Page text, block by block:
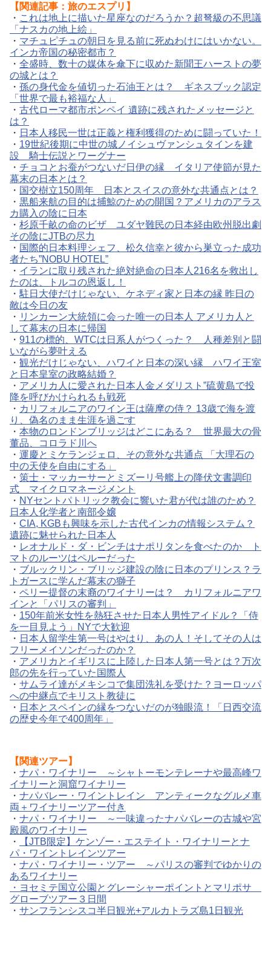
【関連記事：旅のエスプリ】
・ これは地上に描いた星座なのだろうか？超弩級の不思議
「ナスカの地上絵」
・ マチュピチュの朝日を見る前に死ぬわけにはいかない。
インカ帝国の秘密都市？
・ 全盛時、数十の媒体を傘下に収めた新聞王ハーストの夢
の城とは？
・ 孫の身代金を値切った石油王とは？ ギネスブック認定
「世界で最も裕福な人」
・ 古代ローマ都市ポンペイ 遺跡に残されたメッセージと
は？
・ 日本人移民一世は正義と権利獲得のために闘っていた！
・ 19世紀後期に中世の城ノイシュヴァンシュタインを建
設 騎士伝説とワーグナー
・ チョコとお蚕がつないだ日伊の縁 イタリア使節が見た
幕末の日本とは？
・ 国交樹立150周年 日本とスイスの意外な共通点とは？
・ 黒船来航の目的は捕鯨のための開国？アメリカのアラス
カ購入の陰に日本
・ 杉原千畝の命のビザ ユダヤ難民の日本経由欧州脱出劇
その陰にJTBの尽力
・ 国際的日本料理シェフ、松久信幸と彼から巣立った成功
者たち”NOBU HOTEL”
・ イランに取り残された絶対絶命の日本人216名を救出し
たのは、トルコの恩返し！
・ 駐日大使だけじゃない、ケネディ家と日本の縁 昨日の
敵は今日の友
・ リンカーン大統領に会った唯一の日本人 アメリカ人と
して幕末の日本に帰国
・ 911の標的、WTCは日系人がつくった？ 人種差別と闘
いながら夢叶える
・ 観光だけじゃない、ハワイと日本の深い縁 ハワイ王室
と日本皇室の政略結婚？
・ アメリカ人に愛された日本人金メダリスト”硫黄島で投
降を呼びかけられるも戦死
・ カリフォルニアのワイン王は薩摩の侍？ 13歳で海を渡
り、偽名のまま生涯を過ごす
・ 本物のロンドンブリッジはどこにある？ 世界最大の骨
董品、コロラド川へ
・ 運慶とミケランジェロ、その意外な共通点 「大理石の
中の天使を自由にする」
・ 策士・マッカーサーとミズーリ号艦上の降伏文書調印
式 マイクロマネージメント
・ NYセントパトリック教会に響いた君が代は誰のため？
日本人化学者と南部令嬢
・ CIA, KGBも興味を示した古代インカの情報システム？
遺跡に魅せられた日本人
・ レオナルド・ダ・ビンチはナポリタンを食べたのか ト
マトのルーツはペルーだった
・ ブルックリン・ブリッジ建設の陰に日本のプリンス？ラ
トガースに学んだ幕末の獅子
・ ペリー提督の末裔のワイナリーは？ カリフォルニアワ
インと「パリスの審判」
・ 150年前米女性を熱狂させた日本人男性アイドル？「侍
を一目見よう」NYで大歓迎
・ 日本人留学生第一号はやはり、あの人！そしてその人は
フリーメイソンだったのか？
・ アメリカとイギリスに上陸した日本人第一号とは？万次
郎の先を行っていた国際人
・ サムライ達がメキシコで集団洗礼を受けた？ヨーロッパ
への中継点でキリスト教徒に
・ 日本とスペインの縁をつないだのが独眼流！「日西交流
の歴史今年で400周年」
【関連ツアー】
・ ナパ・ワイナリー ～シャトーモンテレーナや最高峰ワ
イナリーと洞窟ワイナリー
・ ナパバレー・ワイントレイン アンティークなグルメ車
両＋ワイナリーツアー付き
・ ナパ・ワイナリー ～一味違ったナパバレーの古城や宮
殿風のワイナリー
・
【JTB限定】ケンゾー・エステイト・ワイナリーとナ
パ・ワイントレインツアー
・ ナパ・ワイナリー・ツアー ～パリスの審判でゆかりの
あるワイナリー
・ヨセミテ国立公園とグレーシャーポイントとマリポサ
グローブツアー３日間
・ サンフランシスコ半日観光+アルカトラズ島1日観光